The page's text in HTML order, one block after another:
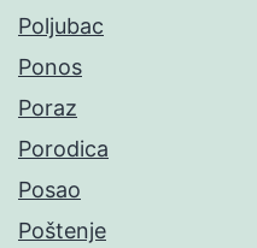
Poljubac
Ponos
Poraz
Porodica
Posao
Poštenje